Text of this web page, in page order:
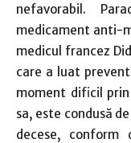
nefavorabil.
medicament anti-
medicul francez
care a luat
moment dificil
sa, este condusă
decese, conform